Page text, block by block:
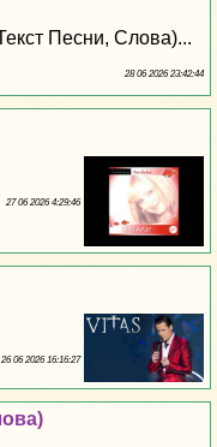
Песни, Слова)...
28 06 2026 23:42:44
27 06 2026 4:29:46
26 06 2026 16:16:27